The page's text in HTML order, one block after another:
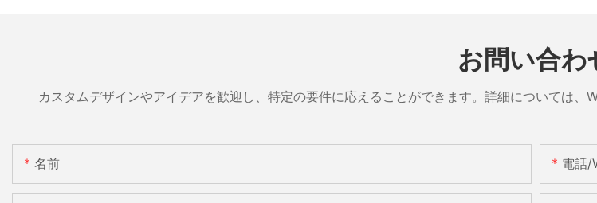
お問い合わ
カスタムデザインやアイデアを歓迎し、特定の要件に応えることができます。詳細については、
名前 電話/